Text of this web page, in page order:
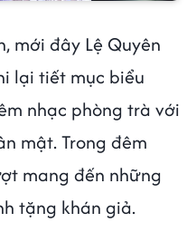
mới đây Lệ Quyên
lại tiết mục biểu
nhạc phòng trà với
mật. Trong đêm
mang đến những
tặng khán giả.